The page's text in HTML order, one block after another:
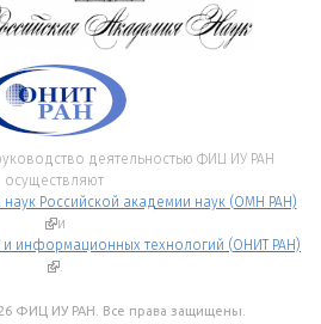
деятельностью ФИЦ ИУ РАН
осуществляют
Российской академии наук (ОМН РАН)
(внешняя ссылка)
и
и информационных технологий (ОНИТ РАН)
(внешняя ссылка)
.
ФИЦ ИУ РАН. Все права защищены.